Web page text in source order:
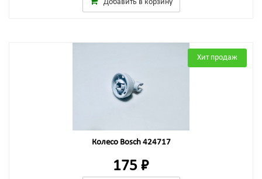
Добавить в корзину
Хит продаж
Колесо Bosch 424717
175 ₽